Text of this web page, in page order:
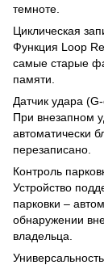
темноте.
Циклическая
Функция Loop
самые старые
памяти.
Датчик удара
При внезапном
автоматически
перезаписано.
Контроль
Устройство
парковки –
обнаружении
владельца.